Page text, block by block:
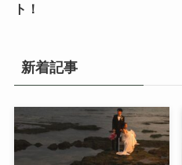
ト！
新着記事